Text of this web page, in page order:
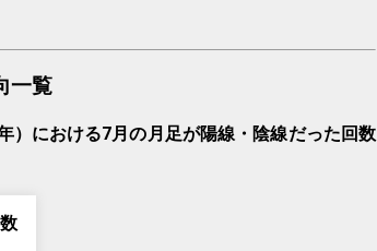
一覧
）における7月の月足が陽線・陰線だった回数